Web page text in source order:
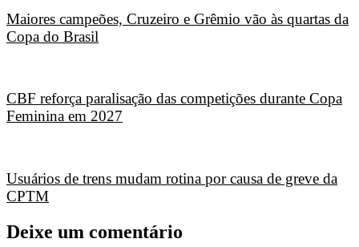
Maiores campeões, Cruzeiro e Grêmio vão às quartas da
Copa do Brasil
CBF reforça paralisação das competições durante Copa
Feminina em 2027
Usuários de trens mudam rotina por causa de greve da
CPTM
Deixe um comentário